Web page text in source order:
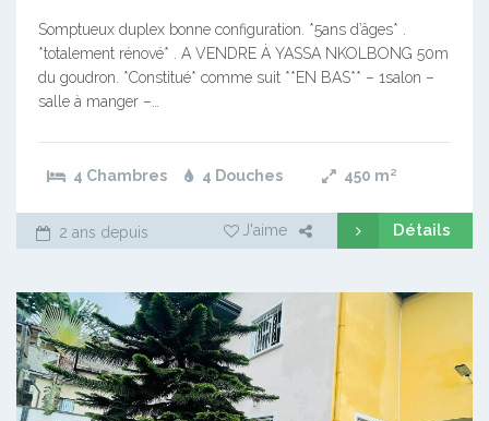
Somptueux duplex bonne configuration. *5ans d’âges* .
*totalement rénové* . A VENDRE À YASSA NKOLBONG 50m
du goudron. *Constitué* comme suit **EN BAS** – 1salon –
salle à manger –…
4 Chambres 4 Douches 450 m²
2 ans depuis J'aime Détails